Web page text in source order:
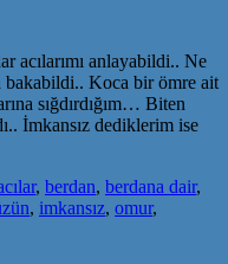
acılarımı anlayabildi.. Ne
bakabildi.. Koca bir ömre ait
sığdırdığım… Biten
İmkansız dediklerim ise
, berdan, berdana dair,
, imkansız, omur,